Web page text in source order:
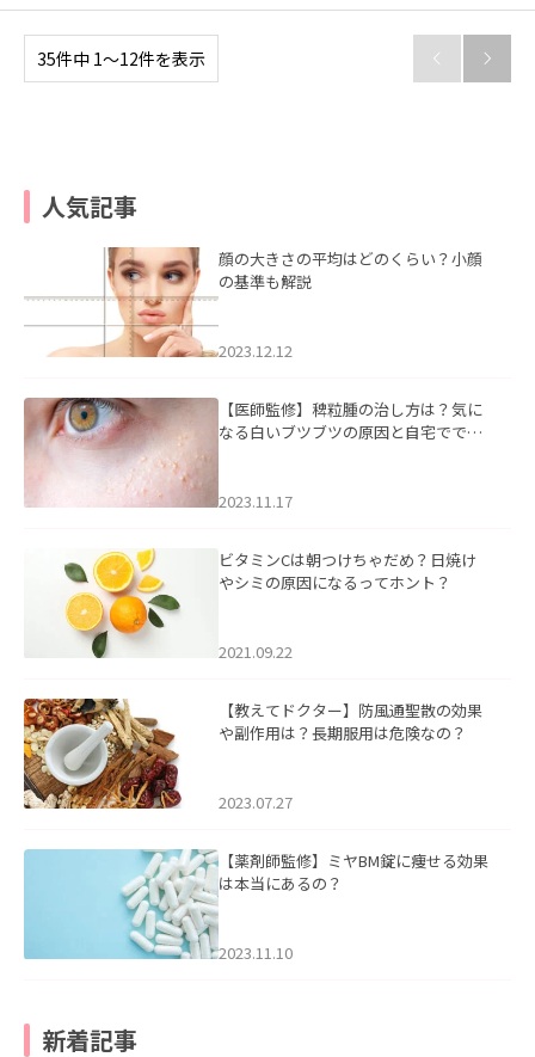
35件中 1〜12件を表示  
人気記事
顔の大きさの平均はどのくらい？小顔
の基準も解説
2023.12.12
【医師監修】稗粒腫の治し方は？気に
なる白いブツブツの原因と自宅ででき
2023.11.17
ビタミンCは朝つけちゃだめ？日焼け
やシミの原因になるってホント？
2021.09.22
【教えてドクター】防風通聖散の効果
や副作用は？長期服用は危険なの？
2023.07.27
【薬剤師監修】ミヤBM錠に痩せる効果
は本当にあるの？
2023.11.10
新着記事